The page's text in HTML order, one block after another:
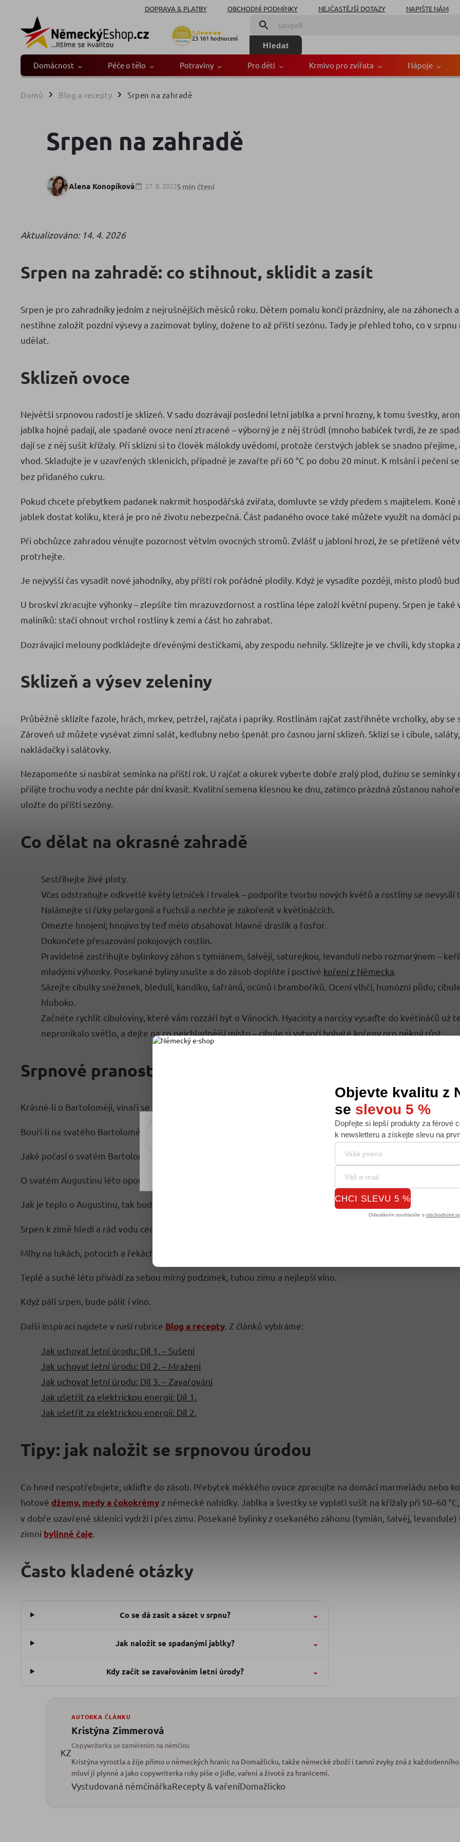
Rádi vám upravujeme nabídku na míru, ale abychom to zvládli, používáme k
tomu soubory cookie. Používáním tohoto webu s tím souhlasíte.
DOPRAVA & PLATBY OBCHODNÍ PODMÍNKY NEJČASTĚJŠÍ DOTAZY NAPIŠTE NÁM
5,0★★★★★
23 161 hodnocení
Hledat
Domácnost Péče o tělo Potraviny Pro děti Krmivo pro zvířata Nápoje
Domů / Blog a recepty / Srpen na zahradě
Srpen na zahradě
Alena Konopíková 27. 8. 20225 min čtení
Aktualizováno: 14. 4. 2026
Srpen na zahradě: co stihnout, sklidit a zasít
Srpen je pro zahradníky jedním z nejrušnějších měsíců roku. Dětem pomalu končí prázdniny, ale na záhonech
nestihne založit pozdní výsevy a zazimovat byliny, dožene to až příští sezónu. Tady je přehled toho, co v
udělat.
Sklizeň ovoce
Největší srpnovou radostí je sklizeň. V sadu dozrávají poslední letní jablka a první hrozny, k tomu švestky,
jablka hojně padají, ale spadané ovoce není ztracené – výborný je z něj štrúdl (mnoho babiček tvrdí, že ze
dají se z něj sušit křížaly. Při sklizni si to člověk málokdy uvědomí, protože čerstvých jablek se snadno
vhod. Skladujte je v uzavřených sklenicích, případně je zavařte při 60 °C po dobu 20 minut. K mlsání i pečení
bez přidaného cukru.
Pokud chcete přebytkem padanek nakrmit hospodářská zvířata, domluvte se vždy předem s majitelem.
jablek dostat koliku, která je pro ně životu nebezpečná. Část padaného ovoce také můžete využít na domácí
Při obchůzce zahradou věnujte pozornost větvím ovocných stromů. Zvlášť u jabloní hrozí, že se přetížené
protrhejte.
Je nejvyšší čas vysadit nové jahodníky, aby příští rok pořádně plodily. Když je vysadíte později, místo plodů
U broskví zkracujte výhonky – zlepšíte tím mrazuvzdornost a rostlina lépe založí květní pupeny. Srpen je také
maliníků: stačí ohnout vrchol rostliny k zemi a část ho zahrabat.
Dozrávající melouny podkládejte dřevěnými destičkami, aby zespodu nehnily. Sklízejte je ve chvíli, kdy stopka
Sklizeň a výsev zeleniny
Průběžně sklízíte fazole, hrách, mrkev, petržel, rajčata i papriky. Rostlinám rajčat zastřihněte vrcholky, aby
Zároveň už můžete vysévat zimní salát, kedlubny nebo špenát pro časnou jarní sklizeň. Sklízí se i cibule,
nakládačky i salátovky.
Nezapomeňte si nasbírat semínka na příští rok. U rajčat a okurek vyberte dobře zralý plod, dužinu se
přilijte trochu vody a nechte pár dní kvasit. Kvalitní semena klesnou ke dnu, zatímco prázdná zůstanou
uložte do příští sezóny.
Co dělat na okrasné zahradě
Sestříhejte živé ploty.
Včas odstraňujte odkvetlé květy letniček i trvalek – podpoříte tvorbu nových květů a rostliny se nevysílí
Nalámejte si řízky pelargonií a fuchsií a nechte je zakořenit v květináčcích.
Omezte hnojení; hnojivo by teď mělo obsahovat hlavně draslík a fosfor.
Dokončete přesazování pokojových rostlin.
Pravidelně zastřihujte bylinkový záhon s tymiánem, šalvějí, saturejkou, levandulí nebo rozmarýnem –
mladými výhonky. Posekané byliny usušte a do zásob doplňte i poctivé koření z Německa
Sázejte cibulky sněženek, bledulí, kandíku, šafránů, ocúnů i bramboříků. Ocení vlhčí, humózní půdu;
hluboko.
Začněte rychlit cibuloviny, které vám rozzáří byt o Vánocích. Hyacinty a narcisy vysaďte do květináčů už
nepronikalo světlo, a dejte na co nejchladnější místo – cibule si vytvoří bohaté kořeny pro pěkný růst.
Srpnové pranostiky
Krásně-li o Bartoloměji, vinaři se smějí.
Bouří-li na svatého Bartoloměje, bouří po něm ještě více.
Jaké počasí o svatém Bartoloměji, takové bude i celý podzim.
O svatém Augustinu léto opouští krajinu.
Jak je teplo o Augustinu, tak bude studeno na Kateřinu.
Srpen k zimě hledí a rád vodu cedí.
Mlhy na lukách, potocích a řekách v srpnu zvěstují trvalé počasí.
Teplé a suché léto přivádí za sebou mírný podzimek, tuhou zimu a nejlepší víno.
Když pálí srpen, bude pálit i víno.
Další inspiraci najdete v naší rubrice Blog a recepty . Z článků vybíráme:
Jak uchovat letní úrodu: Díl 1. – Sušení
Jak uchovat letní úrodu: Díl 2. – Mražení
Jak uchovat letní úrodu: Díl 3. – Zavařování
Jak ušetřit za elektrickou energii: Díl 1.
Jak ušetřit za elektrickou energii: Díl 2.
Tipy: jak naložit se srpnovou úrodou
Co hned nespotřebujete, ukliďte do zásob. Přebytek měkkého ovoce zpracujte na domácí marmeládu nebo
hotové džemy, medy a čokokrémy z německé nabídky. Jablka a švestky se vyplatí sušit na křížaly při 50–60
v dobře uzavřené sklenici vydrží i přes zimu. Posekané bylinky z osekaného záhonu (tymián, šalvěj,
zimní bylinné čaje
Často kladené otázky
Co se dá zasít a sázet v srpnu? ⌄
Jak naložit se spadanými jablky? ⌄
Kdy začít se zavařováním letní úrody? ⌄
KZ
AUTORKA ČLÁNKU
Kristýna Zimmerová
Copywriterka se zaměřením na němčinu
Kristýna vyrostla a žije přímo u německých hranic na Domažlicku, takže německé zboží i tamní zvyky zná z
mluví jí plynně a jako copywriterka roky píše o jídle, vaření a životě za hranicemi.
Vystudovaná němčinářkaRecepty & vařeníDomažlicko
Objevte kvalitu z
se slevou 5 %
Dopřejte si lepší produkty za férové
k newsletteru a získejte slevu na
CHCI SLEVU 5 %
Odesláním souhlasíte s obchodními